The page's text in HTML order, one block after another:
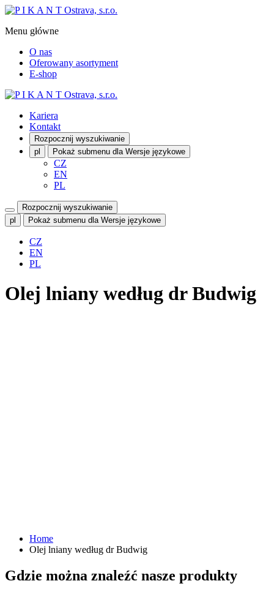
Menu główne
O nas
Oferowany asortyment
E-shop
Kariera
Kontakt
Rozpocznij wyszukiwanie
pl
Pokaż submenu dla Wersje językowe
CZ
EN
PL
Rozpocznij wyszukiwanie
pl
Pokaż submenu dla Wersje językowe
CZ
EN
PL
Olej lniany według dr Budwig
Home
Olej lniany według dr Budwig
Gdzie można znaleźć nasze produkty